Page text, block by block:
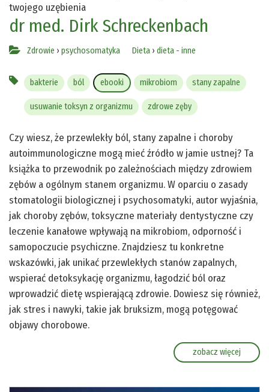
twojego uzębienia
dr med. Dirk Schreckenbach
Zdrowie › psychosomatyka Dieta › dieta - inne
bakterie ból ebooki mikrobiom stany zapalne
usuwanie toksyn z organizmu zdrowe zęby
Czy wiesz, że przewlekły ból, stany zapalne i choroby
autoimmunologiczne mogą mieć źródło w jamie ustnej? Ta
książka to przewodnik po zależnościach między zdrowiem
zębów a ogólnym stanem organizmu. W oparciu o zasady
stomatologii biologicznej i psychosomatyki, autor wyjaśnia,
jak choroby zębów, toksyczne materiały dentystyczne czy
leczenie kanałowe wpływają na mikrobiom, odporność i
samopoczucie psychiczne. Znajdziesz tu konkretne
wskazówki, jak unikać przewlekłych stanów zapalnych,
wspierać detoksykację organizmu, łagodzić ból oraz
wprowadzić dietę wspierającą zdrowie. Dowiesz się również,
jak stres i nawyki, takie jak bruksizm, mogą potęgować
objawy chorobowe.
zobacz więcej